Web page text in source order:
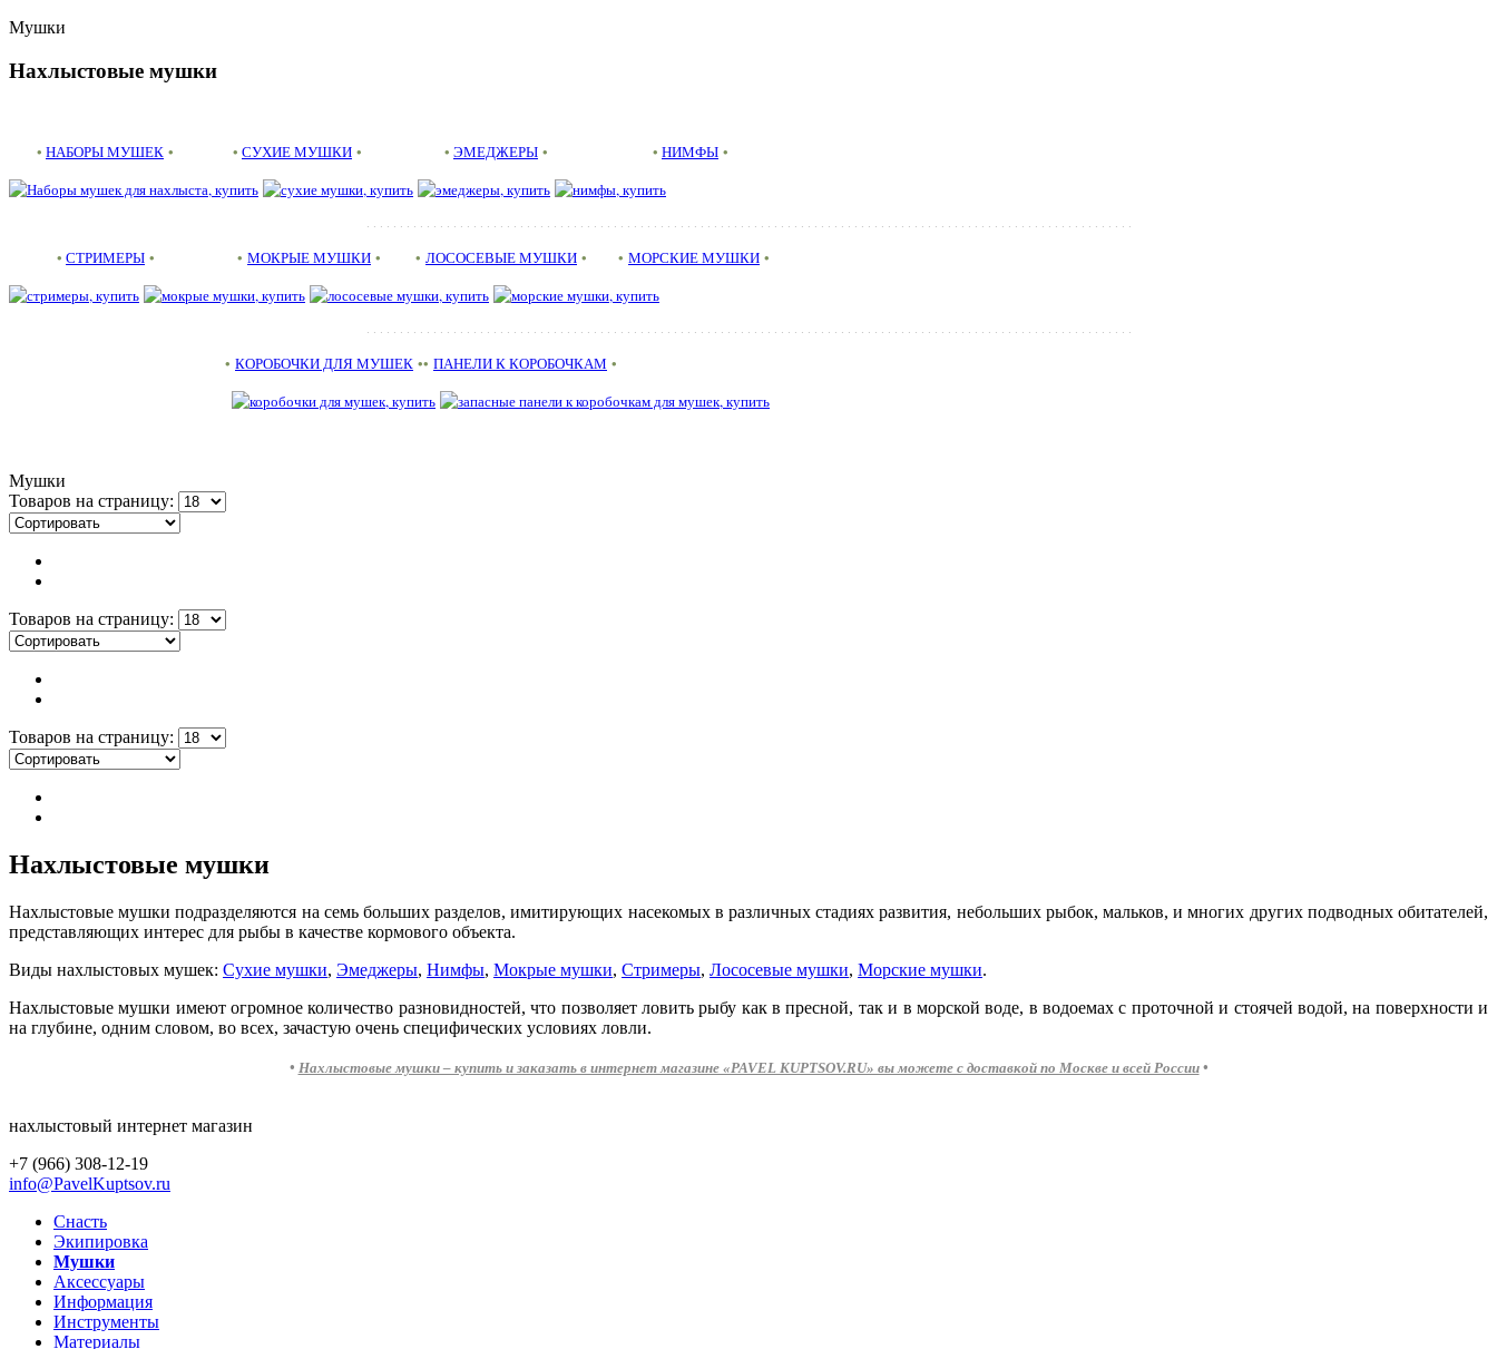
Мушки
Нахлыстовые мушки
• НАБОРЫ МУШЕК • • СУХИЕ МУШКИ • • ЭМЕДЖЕРЫ • • НИМФЫ •
. . . . . . . . . . . . . . . . . . . . . . . . . . . . . . . . . . . . . . . . . . . . . . . . . . . . . . . . . . . . . . . . . . . . . . . . . . . . . . . . . . . . . . . . . . . . . . . . . . . . . . . . . . . . . . . . . . .
• СТРИМЕРЫ • • МОКРЫЕ МУШКИ • • ЛОСОСЕВЫЕ МУШКИ • • МОРСКИЕ МУШКИ •
. . . . . . . . . . . . . . . . . . . . . . . . . . . . . . . . . . . . . . . . . . . . . . . . . . . . . . . . . . . . . . . . . . . . . . . . . . . . . . . . . . . . . . . . . . . . . . . . . . . . . . . . . . . . . . . . . . .
• КОРОБОЧКИ ДЛЯ МУШЕК •• ПАНЕЛИ К КОРОБОЧКАМ •
Мушки
Товаров на страницу:
Товаров на страницу:
Товаров на страницу:
Нахлыстовые мушки
Нахлыстовые мушки подразделяются на семь больших разделов, имитирующих насекомых в различных стадиях развития, небольших рыбок, мальков, и многих других подводных обитателей,
представляющих интерес для рыбы в качестве кормового объекта.
Виды нахлыстовых мушек: Сухие мушки, Эмеджеры, Нимфы, Мокрые мушки, Стримеры, Лососевые мушки, Морские мушки.
Нахлыстовые мушки имеют огромное количество разновидностей, что позволяет ловить рыбу как в пресной, так и в морской воде, в водоемах с проточной и стоячей водой, на поверхности и
на глубине, одним словом, во всех, зачастую очень специфических условиях ловли.
• Нахлыстовые мушки – купить и заказать в интернет магазине «PAVEL KUPTSOV.RU» вы можете с доставкой по Москве и всей России•
нахлыстовый интернет магазин
+7 (966) 308-12-19
info@PavelKuptsov.ru
Снасть
Экипировка
Мушки
Аксессуары
Информация
Инструменты
Материалы